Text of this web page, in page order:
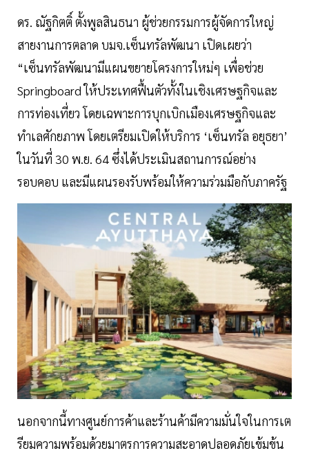
ดร. ณัฐกิตติ์ ตั้งพูลสินธนา ผู้ช่วยกรรมการผู้จัดการใหญ่
สายงานการตลาด บมจ.เซ็นทรัลพัฒนา เปิดเผยว่า
“เซ็นทรัลพัฒนามีแผนขยายโครงการใหม่ๆ เพื่อช่วย
Springboard ให้ประเทศฟื้นตัวทั้งในเชิงเศรษฐกิจและ
การท่องเที่ยว โดยเฉพาะการบุกเบิกเมืองเศรษฐกิจและ
ทำเลศักยภาพ โดยเตรียมเปิดให้บริการ ‘เซ็นทรัล อยุธยา’
ในวันที่ 30 พ.ย. 64 ซึ่งได้ประเมินสถานการณ์อย่าง
รอบคอบ และมีแผนรองรับพร้อมให้ความร่วมมือกับภาครัฐ
นอกจากนี้ทางศูนย์การค้าและร้านค้ามีความมั่นใจในการเต
รียมความพร้อมด้วยมาตรการความสะอาดปลอดภัยเข้มข้น